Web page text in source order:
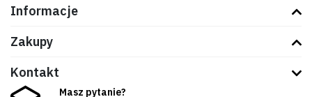
Informacje
Zakupy
Kontakt
Masz pytanie?